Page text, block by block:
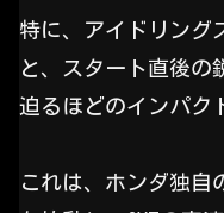
特に、アイドリング
と、スタート直後の
迫るほどのインパク
これは、ホンダ独自